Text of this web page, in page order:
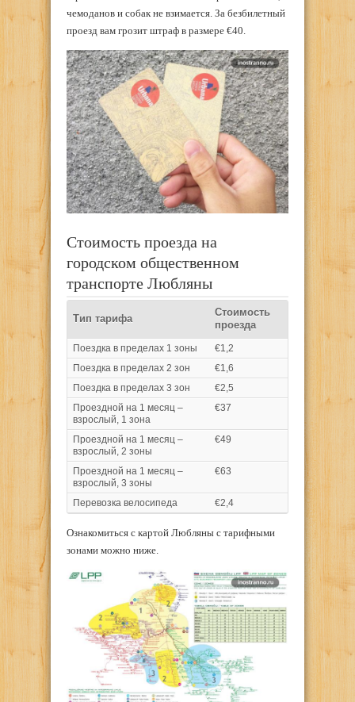
чемоданов и собак не взимается. За безбилетный
проезд вам грозит штраф в размере €40.
Стоимость проезда на
городском общественном
транспорте Любляны
Тип тарифа
Стоимость
проезда
Поездка в пределах 1 зоны
€1,2
Поездка в пределах 2 зон
€1,6
Поездка в пределах 3 зон
€2,5
Проездной на 1 месяц –
взрослый, 1 зона
€37
Проездной на 1 месяц –
взрослый, 2 зоны
€49
Проездной на 1 месяц –
взрослый, 3 зоны
€63
Перевозка велосипеда €2,4
Ознакомиться с картой Любляны с тарифными
зонами можно ниже.